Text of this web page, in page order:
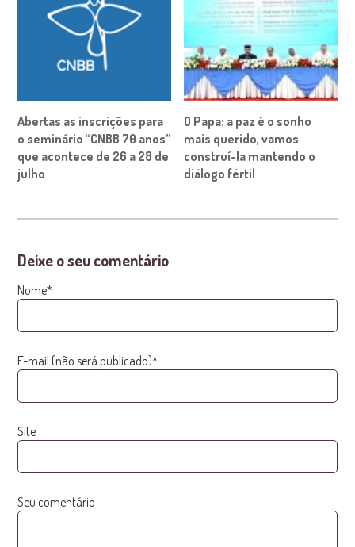
Abertas as inscrições para
o seminário “CNBB 70 anos”
que acontece de 26 a 28 de
julho
O Papa: a paz é o sonho
mais querido, vamos
construí-la mantendo o
diálogo fértil
Deixe o seu comentário
Nome*
E-mail (não será publicado)*
Site
Seu comentário